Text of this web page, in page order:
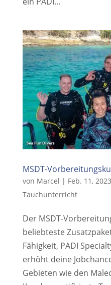
MSDT-
von Marcel | Feb. 11, 2023
Tauchunterricht
Der MSDT-
beliebteste
Fähigkeit, PADI
erhöht deine
Gebieten wie den